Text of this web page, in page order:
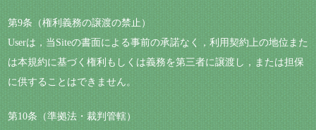
第9条（権利義務の譲渡の禁止）
Userは，当Siteの書面による事前の承諾なく，利用契約上の地位また
は本規約に基づく権利もしくは義務を第三者に譲渡し，または担保
に供することはできません。
第10条（準拠法・裁判管轄）